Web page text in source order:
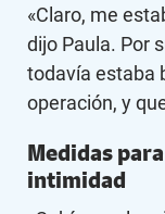
«Claro, me
dijo Paula. Por
todavía estaba
operación, y
Medidas
intimidad